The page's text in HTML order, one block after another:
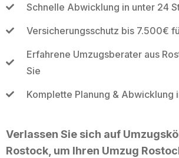
Schnelle Abwicklung in unter 24
Versicherungsschutz bis 7.500€
Erfahrene Umzugsberater aus
Sie
Komplette Planung & Abwicklung
Verlassen Sie sich auf
Rostock, um Ihren Umzug